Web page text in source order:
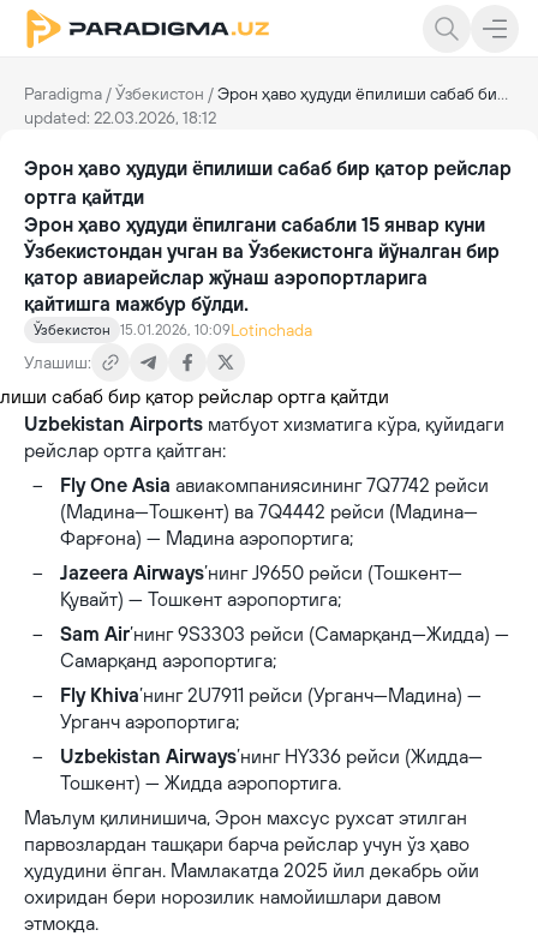
Paradigma /Ўзбекистон /Эрон ҳаво ҳудуди ёпилиши сабаб бир қатор рейслар ортга қайтди
updated: 22.03.2026, 18:12
Эрон ҳаво ҳудуди ёпилиши сабаб бир қатор рейслар
ортга қайтди
Эрон ҳаво ҳудуди ёпилгани сабабли 15 январ куни
Ўзбекистондан учган ва Ўзбекистонга йўналган бир
қатор авиарейслар жўнаш аэропортларига
қайтишга мажбур бўлди.
Ўзбекистон 15.01.2026, 10:09Lotinchada
Улашиш:
Uzbekistan Airports матбуот хизматига кўра, қуйидаги
рейслар ортга қайтган:
Fly One Asia авиакомпаниясининг 7Q7742 рейси
(Мадина—Тошкент) ва 7Q4442 рейси (Мадина—
Фарғона) — Мадина аэропортига;
Jazeera Airways’нинг J9650 рейси (Тошкент—
Қувайт) — Тошкент аэропортига;
Sam Air’нинг 9S3303 рейси (Самарқанд—Жидда) —
Самарқанд аэропортига;
Fly Khiva’нинг 2U7911 рейси (Урганч—Мадина) —
Урганч аэропортига;
Uzbekistan Airways’нинг HY336 рейси (Жидда—
Тошкент) — Жидда аэропортига.
Маълум қилинишича, Эрон махсус рухсат этилган
парвозлардан ташқари барча рейслар учун ўз ҳаво
ҳудудини ёпган. Мамлакатда 2025 йил декабрь ойи
охиридан бери норозилик намойишлари давом
этмоқда.